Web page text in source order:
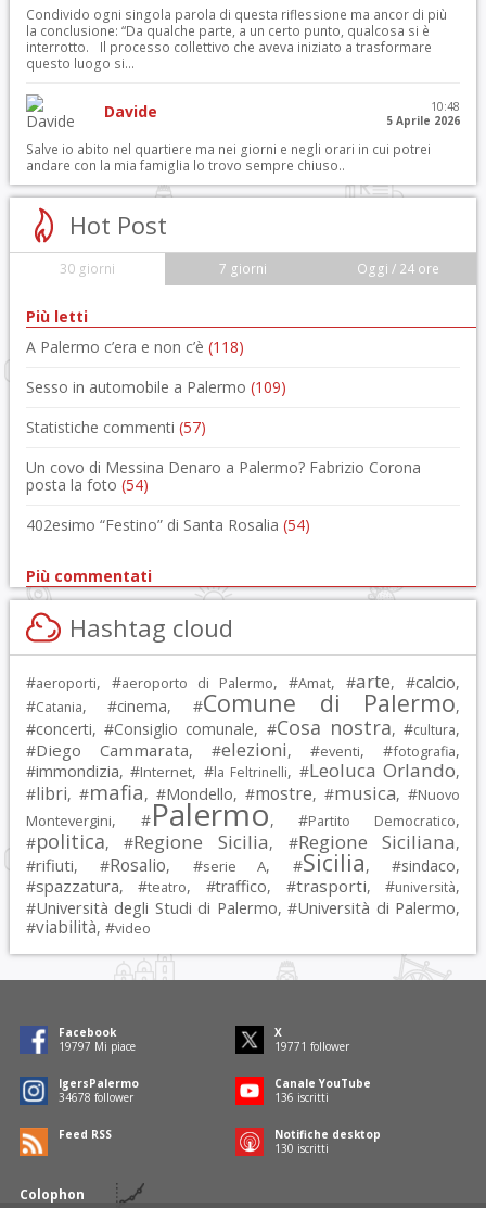
Condivido ogni singola parola di questa riflessione ma ancor di più
la conclusione: “Da qualche parte, a un certo punto, qualcosa si è
interrotto. Il processo collettivo che aveva iniziato a trasformare
questo luogo si...
Davide
10:48
5 Aprile 2026
Salve io abito nel quartiere ma nei giorni e negli orari in cui potrei
andare con la mia famiglia lo trovo sempre chiuso..
Hot Post
30 giorni 7 giorni Oggi / 24 ore
Più letti
A Palermo c’era e non c’è (118)
Sesso in automobile a Palermo (109)
Statistiche commenti (57)
Un covo di Messina Denaro a Palermo? Fabrizio Corona
posta la foto (54)
402esimo “Festino” di Santa Rosalia (54)
Più commentati
Hashtag cloud
#aeroporti, #aeroporto di Palermo, #Amat, #arte, #calcio,
#Catania, #cinema, #Comune di Palermo,
#concerti, #Consiglio comunale, #Cosa nostra, #cultura,
#Diego Cammarata, #elezioni, #eventi, #fotografia,
#immondizia, #Internet, #la Feltrinelli, #Leoluca Orlando,
#libri, #mafia, #Mondello, #mostre, #musica, #Nuovo
Montevergini, #Palermo, #Partito Democratico,
#politica, #Regione Sicilia, #Regione Siciliana,
#rifiuti, #Rosalio, #serie A, #Sicilia, #sindaco,
#spazzatura, #teatro, #traffico, #trasporti, #università,
#Università degli Studi di Palermo, #Università di Palermo,
#viabilità, #video
Colophon
Facebook
19797 Mi piace
X
19771 follower
IgersPalermo
34678 follower
Canale YouTube
136 iscritti
Feed RSS
Notifiche desktop
130 iscritti